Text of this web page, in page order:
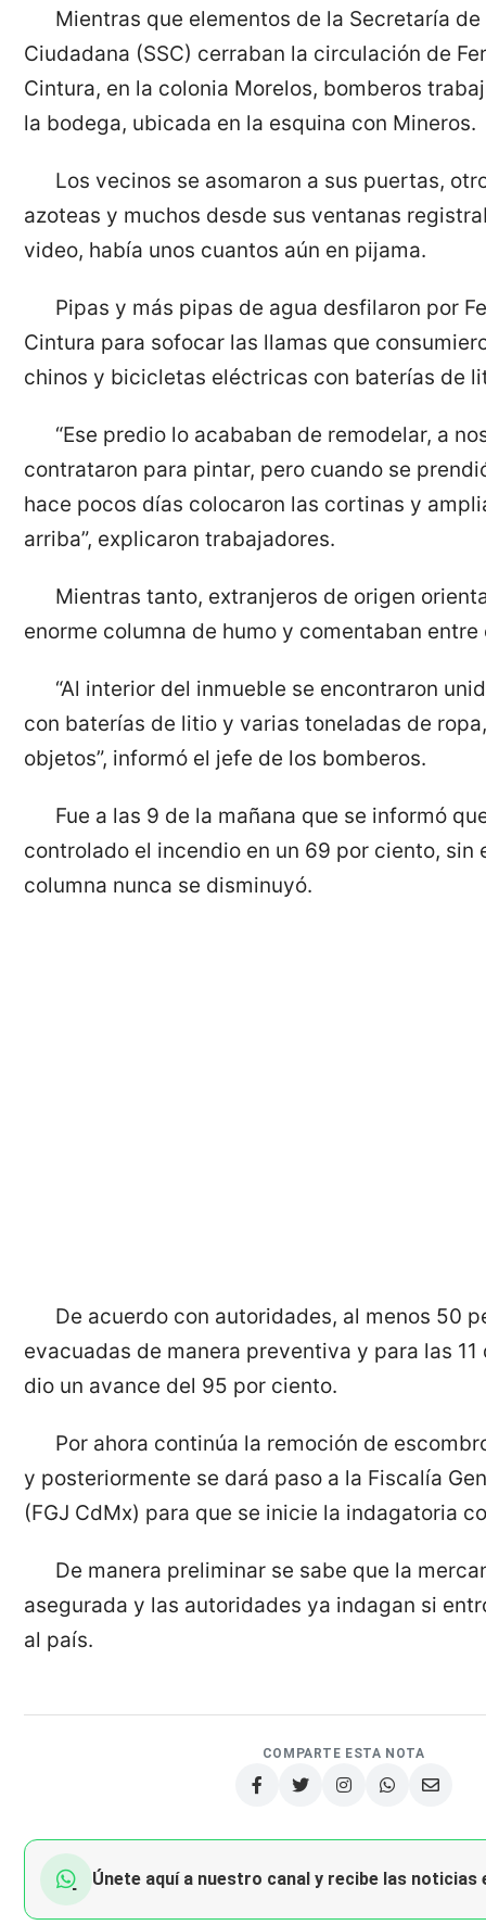
Mientras que elementos de la Secretaría
Ciudadana (SSC) cerraban la circulación de
Cintura, en la colonia Morelos, bomberos
la bodega, ubicada en la esquina con Mineros.
Los vecinos se asomaron a sus puertas,
azoteas y muchos desde sus ventanas
video, había unos cuantos aún en pijama.
Pipas y más pipas de agua desfilaron por
Cintura para sofocar las llamas que
chinos y bicicletas eléctricas con baterías de
“Ese predio lo acababan de remodelar, a
contrataron para pintar, pero cuando se
hace pocos días colocaron las cortinas y
arriba”, explicaron trabajadores.
Mientras tanto, extranjeros de origen
enorme columna de humo y comentaban entre
“Al interior del inmueble se encontraron
con baterías de litio y varias toneladas de
objetos”, informó el jefe de los bomberos.
Fue a las 9 de la mañana que se informó
controlado el incendio en un 69 por ciento, sin
columna nunca se disminuyó.
De acuerdo con autoridades, al menos 50
evacuadas de manera preventiva y para las 11
dio un avance del 95 por ciento.
Por ahora continúa la remoción de
y posteriormente se dará paso a la Fiscalía
(FGJ CdMx) para que se inicie la indagatoria
De manera preliminar se sabe que la
asegurada y las autoridades ya indagan si
al país.
COMPARTE ESTA NOTA
Únete aquí a nuestro canal y recibe las noticias